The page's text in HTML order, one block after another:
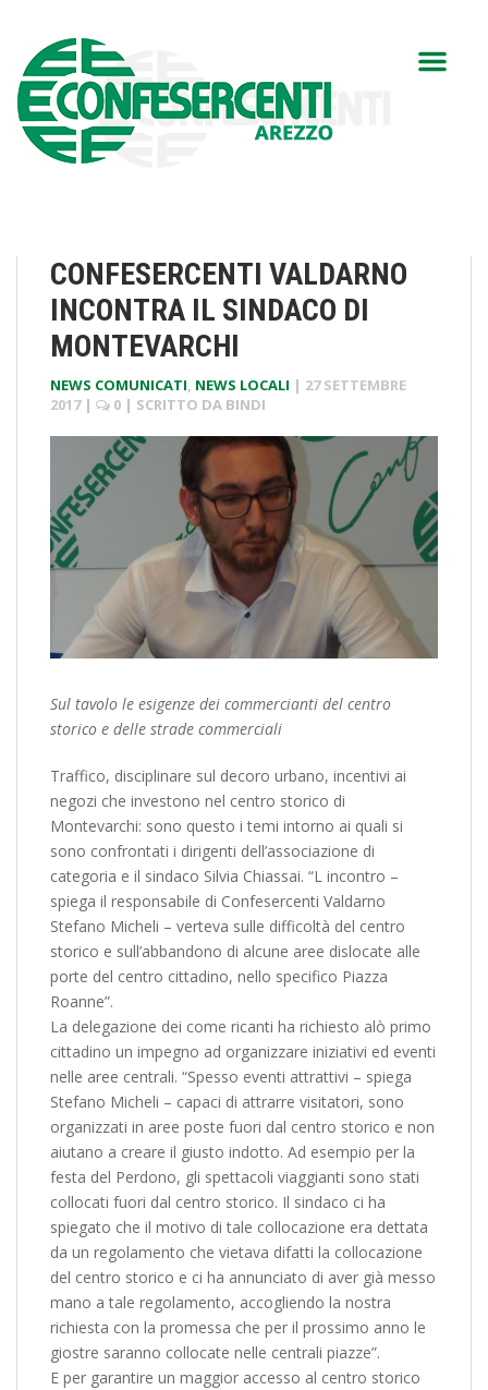
CONFESERCENTI VALDARNO
INCONTRA IL SINDACO DI
MONTEVARCHI
NEWS COMUNICATI, NEWS LOCALI | 27 SETTEMBRE
2017 | 0 | SCRITTO DA BINDI
Sul tavolo le esigenze dei commercianti del centro
storico e delle strade commerciali
Traffico, disciplinare sul decoro urbano, incentivi ai
negozi che investono nel centro storico di
Montevarchi: sono questo i temi intorno ai quali si
sono confrontati i dirigenti dell’associazione di
categoria e il sindaco Silvia Chiassai. “L incontro –
spiega il responsabile di Confesercenti Valdarno
Stefano Micheli – verteva sulle difficoltà del centro
storico e sull’abbandono di alcune aree dislocate alle
porte del centro cittadino, nello specifico Piazza
Roanne”.
La delegazione dei come ricanti ha richiesto alò primo
cittadino un impegno ad organizzare iniziativi ed eventi
nelle aree centrali. “Spesso eventi attrattivi – spiega
Stefano Micheli – capaci di attrarre visitatori, sono
organizzati in aree poste fuori dal centro storico e non
aiutano a creare il giusto indotto. Ad esempio per la
festa del Perdono, gli spettacoli viaggianti sono stati
collocati fuori dal centro storico. Il sindaco ci ha
spiegato che il motivo di tale collocazione era dettata
da un regolamento che vietava difatti la collocazione
del centro storico e ci ha annunciato di aver già messo
mano a tale regolamento, accogliendo la nostra
richiesta con la promessa che per il prossimo anno le
giostre saranno collocate nelle centrali piazze”.
E per garantire un maggior accesso al centro storico